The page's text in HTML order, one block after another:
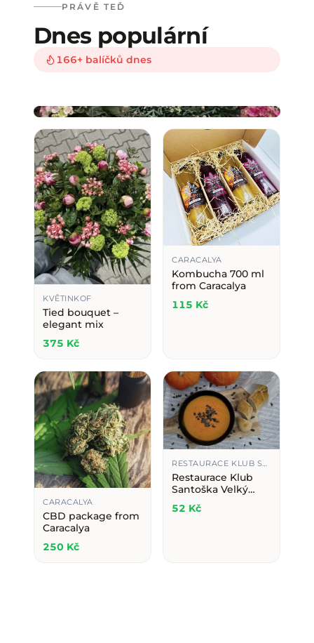
PRÁVĚ TEĎ
Dnes populární
166+ balíčků dnes
Outdoor plant for your
enjoyment
KVĚTINKOF
Tied bouquet –
elegant mix
375 Kč
CARACALYA
Kombucha 700 ml
from Caracalya
115 Kč
CARACALYA
CBD package from
Caracalya
250 Kč
Restaurace Klub
Santoška Velký
Balíček polévky
(0,5)
52 Kč